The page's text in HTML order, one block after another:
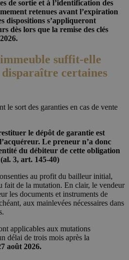
de sortie et à l’identification des
retenues avant l’expiration
dispositions s’appliqueront
dès lors que la remise des clés
suffit-elle
certaines
le sort des garanties en cas de vente
le dépôt de garantie est
Le preneur n’a donc
du débiteur de cette obligation
3, art. 145-40)
au profit du bailleur initial,
fait de la mutation. En clair, le vendeur
les documents et instruments de
aux mainlevées nécessaires dans
applicables aux mutations
délai de trois mois après la
août 2026.